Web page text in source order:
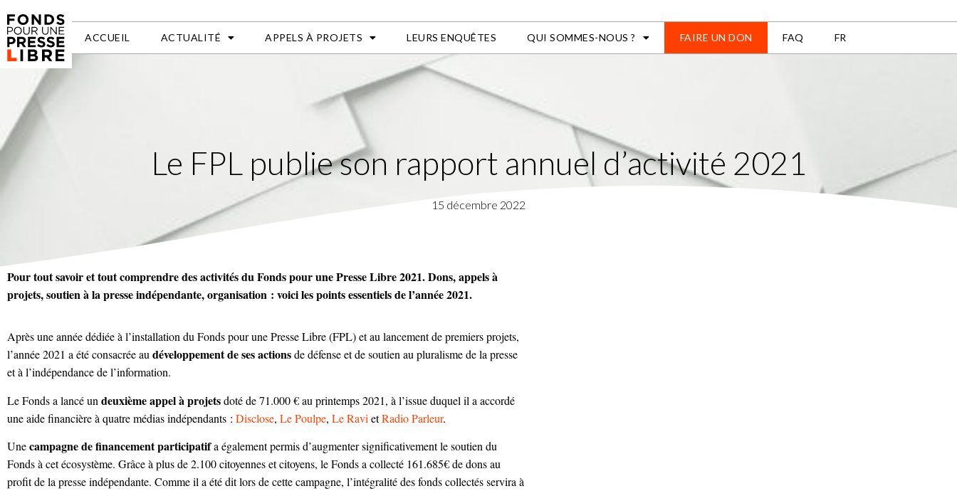
ACCUEIL ACTUALITÉ APPELS À PROJETS LEURS ENQUÊTES QUI SOMMES-NOUS ? FAIRE UN DON FAQ FR
Le FPL publie son rapport annuel d’activité 2021
15 décembre 2022
Pour tout savoir et tout comprendre des activités duFondspour une Presse Libre 2021. Dons, appels à
projets, soutien à la presse indépendante, organisation : voici les points essentiels de l’année 2021.
Après une année dédiée à l’installation du Fonds pour une Presse Libre (FPL) et au lancement de premiers projets,
l’année 2021 a été consacrée audéveloppement de ses actionsde défense et de soutien au pluralisme de la presse
et à l’indépendance de l’information.
Le Fonds a lancé un deuxième appel à projetsdoté de 71.000 € au printemps 2021, à l’issue duquel il a accordé
une aide financière à quatre médias indépendants : Disclose, Le Poulpe, Le Ravi etRadio Parleur.
Unecampagne de financement participatifa également permis d’augmenter significativement le soutien du
Fonds à cet écosystème. Grâce à plus de 2.100 citoyennes et citoyens, le Fonds a collecté 161.685€ de dons au
profit de la presse indépendante. Comme il a été dit lors de cette campagne, l’intégralité des fonds collectés servira à